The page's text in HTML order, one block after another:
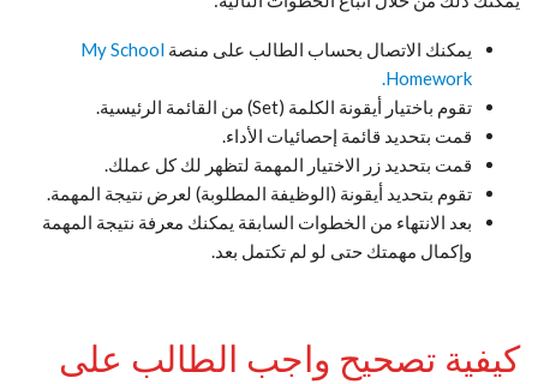
يمكنك الاتصال بحساب الطالب على منصة My School
Homework.
تقوم باختيار أيقونة الكلمة (Set) من القائمة الرئيسية.
قمت بتحديد قائمة إحصائيات الأداء.
قمت بتحديد زر الاختيار المهمة لتظهر لك كل عملك.
تقوم بتحديد أيقونة (الوظيفة المطلوبة) لعرض نتيجة المهمة.
بعد الانتهاء من الخطوات السابقة يمكنك معرفة نتيجة المهمة
وإكمال مهمتك حتى لو لم تكتمل بعد.
كيفية تصحيح واجب الطالب على